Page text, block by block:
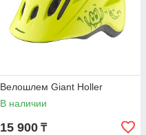
Велошлем Giant Holler
В наличии
15 900 ₸